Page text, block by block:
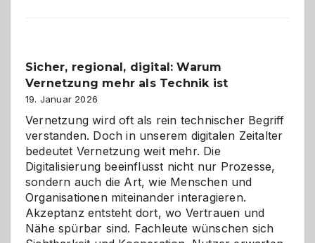
ein
dreifaches
Alaaf!
Sicher, regional, digital: Warum
Vernetzung mehr als Technik ist
19. Januar 2026
Vernetzung wird oft als rein technischer Begriff
verstanden. Doch in unserem digitalen Zeitalter
bedeutet Vernetzung weit mehr. Die
Digitalisierung beeinflusst nicht nur Prozesse,
sondern auch die Art, wie Menschen und
Organisationen miteinander interagieren.
Akzeptanz entsteht dort, wo Vertrauen und
Nähe spürbar sind. Fachleute wünschen sich